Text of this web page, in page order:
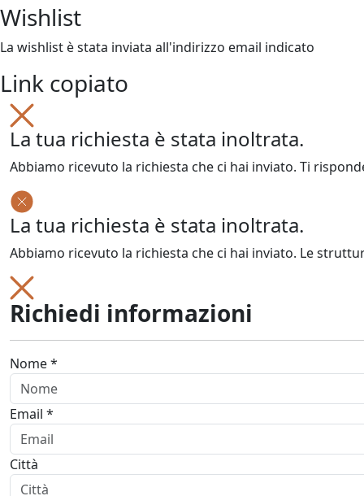
Wishlist
La wishlist è stata inviata all'indirizzo email indicato
Link copiato
La tua richiesta è stata inoltrata.
Abbiamo ricevuto la richiesta che ci hai inviato. Ti
La tua richiesta è stata inoltrata.
Abbiamo ricevuto la richiesta che ci hai inviato. Le
Richiedi informazioni
Nome *
Email *
Città